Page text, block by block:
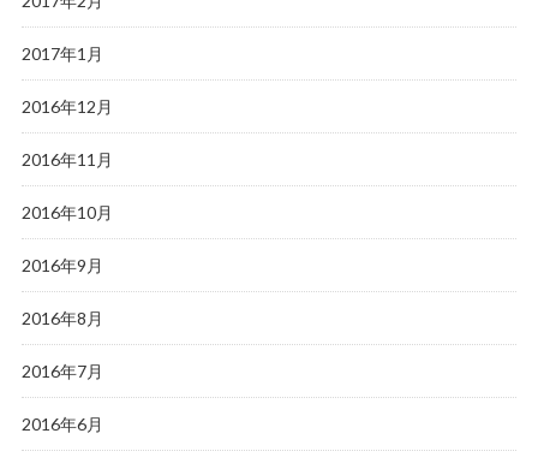
2017年1月
2016年12月
2016年11月
2016年10月
2016年9月
2016年8月
2016年7月
2016年6月